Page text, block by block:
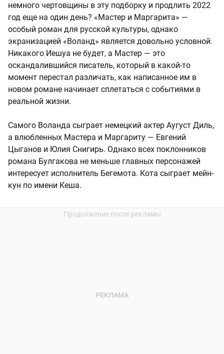
немного чертовщины в эту подборку и продлить 2022
год еще на один день? «Мастер и Маргарита» —
особый роман для русской культуры, однако
экранизацией «Воланд» является довольно условной.
Никакого Иешуа не будет, а Мастер — это
оскандалившийся писатель, который в какой-то
момент перестал различать, как написанное им в
новом романе начинает сплетаться с событиями в
реальной жизни.
Самого Воланда сыграет немецкий актер Аугуст Диль,
а влюбленных Мастера и Маргариту — Евгений
Цыганов и Юлия Снигирь. Однако всех поклонников
романа Булгакова не меньше главных персонажей
интересует исполнитель Бегемота. Кота сыграет мейн-
кун по имени Кеша.